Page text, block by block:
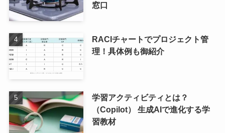
窓口
RACIチャートでプロジェクト管
理！具体例も御紹介
学習アクティビティとは？
（Copilot） 生成AIで進化する学
習教材